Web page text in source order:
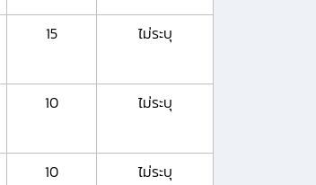
15 ไม่ระบุ
10 ไม่ระบุ
10 ไม่ระบุ